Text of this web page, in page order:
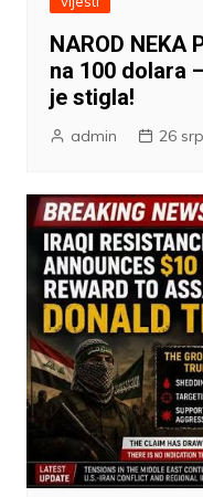
NAROD NEKA
na 100 dolara
je stigla!
admin 26